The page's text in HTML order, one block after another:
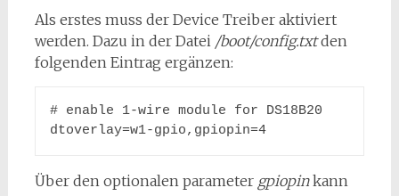
Als erstes muss der Device Treiber aktiviert
werden. Dazu in der Datei /boot/config.txtden
folgenden Eintrag ergänzen:
# enable 1-wire module for DS18B20
dtoverlay=w1-gpio,gpiopin=4
Über den optionalen parameter gpiopinkann